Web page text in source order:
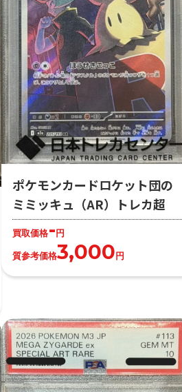
ポケモンカードロケット団の
ミミッキュ（AR）トレカ超
買取価格-円
質参考価格3,000円